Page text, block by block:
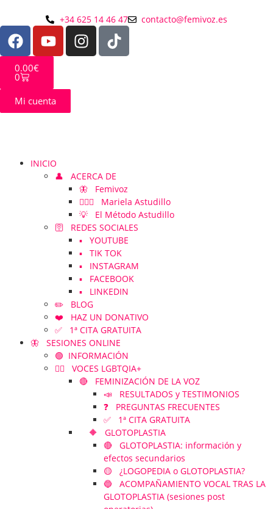
+34 625 14 46 47 contacto@femivoz.es
0.00€
0
Mi cuenta
INICIO
👤 ACERCA DE
🦋 Femivoz
👱🏻‍♀️ Mariela Astudillo
💡 El Método Astudillo
🛜 REDES SOCIALES
▪️ YOUTUBE
▪️ TIK TOK
▪️ INSTAGRAM
▪️ FACEBOOK
▪️ LINKEDIN
✏️ BLOG
❤️ HAZ UN DONATIVO
✅ 1ª CITA GRATUITA
🦋 SESIONES ONLINE
🟢 INFORMACIÓN
🏳️‍🌈 VOCES LGBTQIA+
🔴 FEMINIZACIÓN DE LA VOZ
📣 RESULTADOS y TESTIMONIOS
❓ PREGUNTAS FRECUENTES
✅ 1ª CITA GRATUITA
🔶 GLOTOPLASTIA
🔴 GLOTOPLASTIA: información y
efectos secundarios
🟡 ¿LOGOPEDIA o GLOTOPLASTIA?
🔵 ACOMPAÑAMIENTO VOCAL TRAS LA
GLOTOPLASTIA (sesiones post